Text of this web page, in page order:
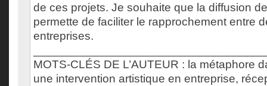
de ces projets. Je souhaite que la diffusion
permette de faciliter le rapprochement entre
entreprises.
MOTS-CLÉS DE L’AUTEUR : la métaphore
une intervention artistique en entreprise,